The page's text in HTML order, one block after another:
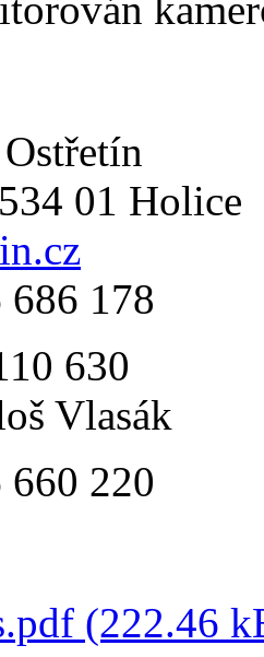
01 Holice
178
630
Vlasák
220
(222.46